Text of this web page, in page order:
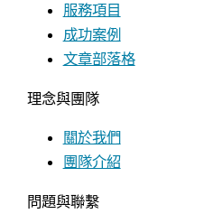
服務項目
成功案例
文章部落格
理念與團隊
關於我們
團隊介紹
問題與聯繫